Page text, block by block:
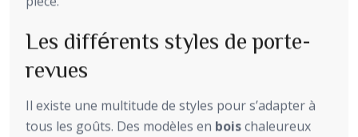
Les différents styles de porte-
revues
Il existe une multitude de styles pour s’adapter à
tous les goûts. Des modèles en boischaleureux